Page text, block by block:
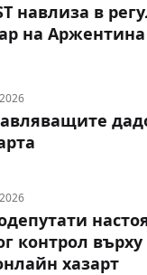
навлиза в
на Аржентина
контрол
хазарт